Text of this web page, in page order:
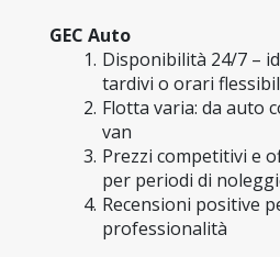
GEC Auto
Disponibilità 24/7 –
tardivi o orari
Flotta varia: da auto
van
Prezzi competitivi e
per periodi di
Recensioni positive
professionalità